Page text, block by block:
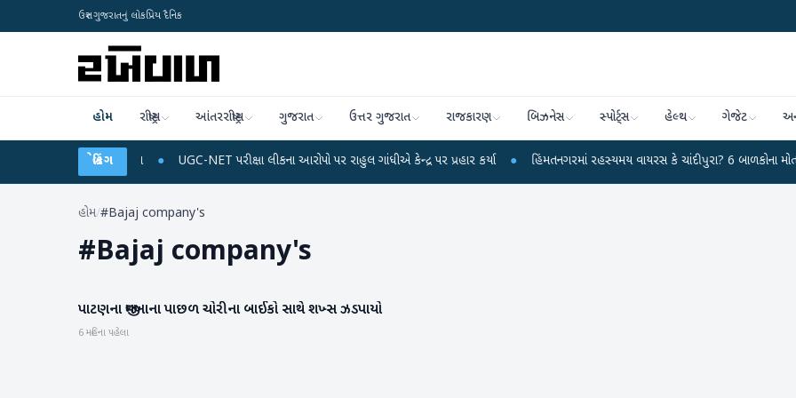
ઉત્તર ગુજરાતનું લોકપ્રિય દૈનિક
હોમ રાષ્ટ્રીય આંતરરાષ્ટ્રીય ગુજરાત ઉત્તર ગુજરાત રાજકારણ બિઝનેસ સ્પોર્ટ્સ હેલ્થ ગેજેટ
બ્રેકિંગ
અને ડેટા પ્લાન ● UGC-NET પરીક્ષા લીકના આરોપો પર રાહુલ ગાંધીએ કેન્દ્ર પર પ્રહાર કર્યા ● હિંમતનગરમાં રહસ્યમય વાયરસ કે ચાંદીપુરા? 6 બાળકોના મોતથી ફફડાટ
હોમ/#Bajaj company's
#Bajaj company's
પાટણ
પાટણના જીમખાના પાછળ ચોરીના બાઈકો સાથે શખ્સ ઝડપાયો
6 મહિના પહેલા